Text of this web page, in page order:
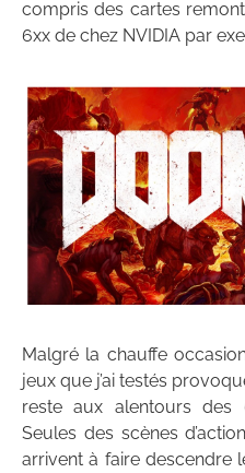
compris des cartes
6xx de chez NVIDIA par
Malgré la chauffe
jeux que j’ai testés
reste aux alentours des
Seules des scènes
arrivent à faire descendre